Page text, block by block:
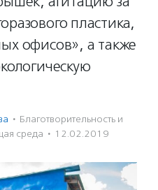
пластика,
офисов», а также
· Благотвори­тель­ность и
среда · 12.02.2019